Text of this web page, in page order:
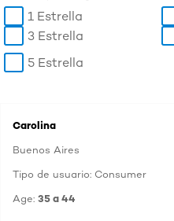
1 Estrella
3 Estrella
5 Estrella
Carolina
Buenos Aires
Tipo de usuario: Consumer
Age: 35 a 44